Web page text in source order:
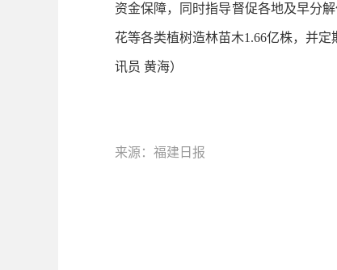
资金保障，同时指导督促各地及早分
花等各类植树造林苗木1.66亿株，并
讯员 黄海）
来源：福建日报